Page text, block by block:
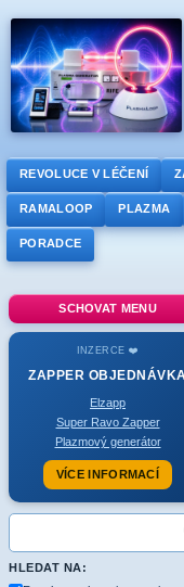
REVOLUCE V LÉČENÍ
RAMALOOP PLAZMA
PORADCE
SCHOVAT MENU
INZERCE ❤️
ZAPPER
Elzapp
Super Ravo Zapper
Plazmový generátor
VÍCE INFORMACÍ
HLEDAT NA: